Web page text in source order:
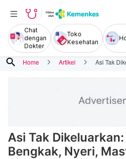
Chat
dengan
Dokter
Toko
Kesehatan
search Home Artikel Asi Tak
Asi Tak
Bengkak, Nyeri,